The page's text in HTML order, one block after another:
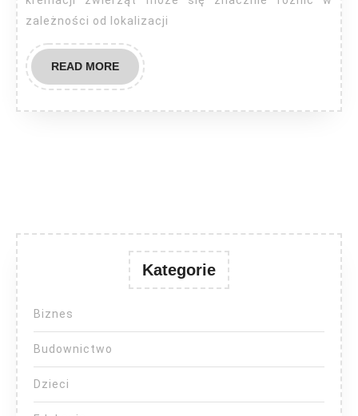
zależności od lokalizacji
READ MOREREAD
MORE
Kategorie
Biznes
Budownictwo
Dzieci